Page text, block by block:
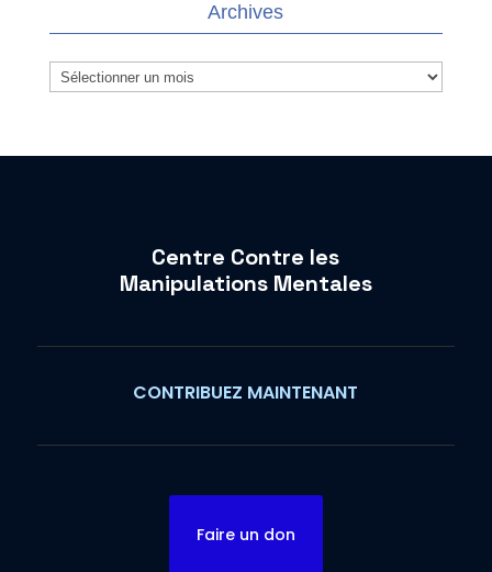
Archives
Archives
Centre Contre les
Manipulations Mentales
CONTRIBUEZ MAINTENANT
Faire un don